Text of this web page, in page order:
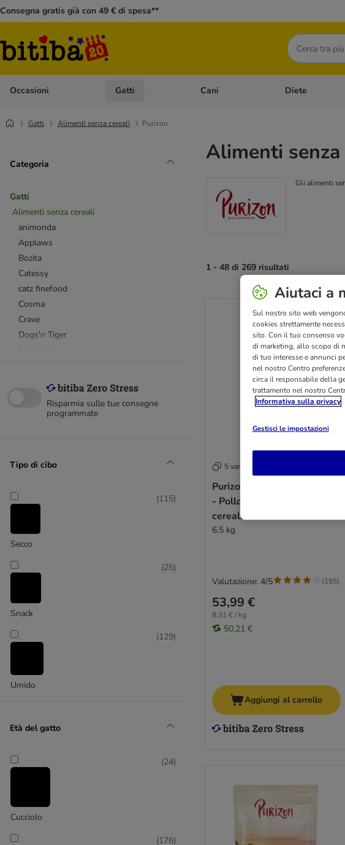
Consegna gratis già con 49 € di spesa**
Cerca
Occasioni Apri Menù Categoria: Occasioni
Gatti Apri Menù Categoria: Gatti
Cani Apri Menù
Diete
Gatti Alimenti senza cereali Purizon
Categoria
Gatti
Alimenti senza cereali
animonda
Applaws
Bozita
Catessy
catz finefood
Cosma
Crave
Dogs'n Tiger
Gourmet
Happy Cat
Josera
Markus Mühle
Miamor
Porta 21
Purina
Rosie's Farm
Sanabelle
Sheba
STRAYZ BIO
Ultima
Risparmia sulle tue consegne
programmate
Tipo di cibo
Secco
(115)
Snack
(25)
Umido
(129)
Età del gatto
Cucciolo
(24)
(176)
Alimenti
Gli alimenti
1 - 48 di 269 risultati
5 varianti
Purizon Adult Cat Sterilised
- Pollo & Pesce - senza
cereali
6,5 kg
53,99 €
8,31 € / kg
50,21 €
Valutazione: 4/5 (155)
Aggiungi al carrello
Aiutaci a
Sul nostro sito web
cookies strettamente
sito. Con il tuo consenso
di marketing, allo scopo di
di tuo interesse e annunci
nel nostro Centro
circa il responsabile della
trattamento nel nostro
Informativa sulla privacy
Gestisci le impostazioni